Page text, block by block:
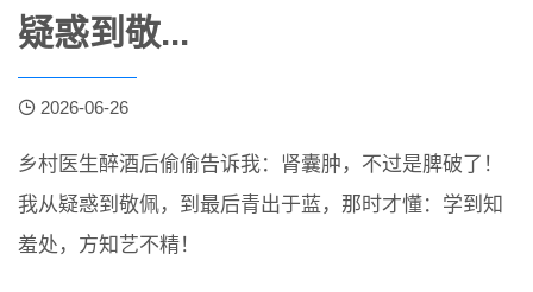
疑惑到敬...
2026-06-26
乡村医生醉酒后偷偷告诉我：肾囊肿，不过是脾破了！
我从疑惑到敬佩，到最后青出于蓝，那时才懂：学到知
羞处，方知艺不精！